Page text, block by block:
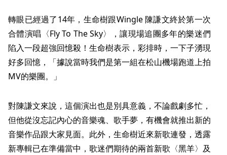
轉眼已經過了14年，生命樹跟Wingle 陳謙文終於第一次
合體演唱〈Fly To The Sky〉，讓現場追團多年的樂迷們
陷入一段超強回憶殺！生命樹表示，彩排時，一下子湧現
好多回憶，「據說當時我們是第一組在松山機場跑道上拍
MV的樂團。」
對陳謙文來說，這個演出也是別具意義，不論戲劇多忙，
但他從沒忘記內心的音樂魂、歌手夢，有機會就推出新的
音樂作品跟大家見面。此外，生命樹近來新歌連發，透露
新專輯已在準備當中，歌迷們期待的兩首新歌〈黑羊〉及